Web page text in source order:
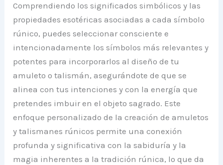
Comprendiendo los significados simbólicos y las
propiedades esotéricas asociadas a cada símbolo
rúnico, puedes seleccionar consciente e
intencionadamente los símbolos más relevantes y
potentes para incorporarlos al diseño de tu
amuleto o talismán, asegurándote de que se
alinea con tus intenciones y con la energía que
pretendes imbuir en el objeto sagrado. Este
enfoque personalizado de la creación de amuletos
y talismanes rúnicos permite una conexión
profunda y significativa con la sabiduría y la
magia inherentes a la tradición rúnica, lo que da